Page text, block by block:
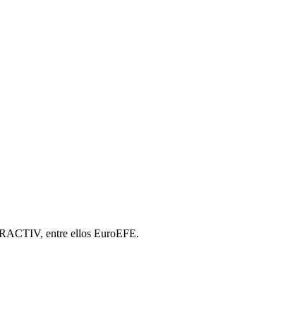
entre ellos EuroEFE.